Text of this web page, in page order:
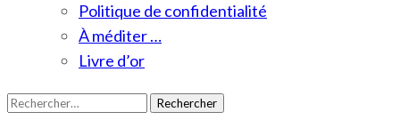
Politique de confidentialité
À méditer …
Livre d’or
Rechercher :